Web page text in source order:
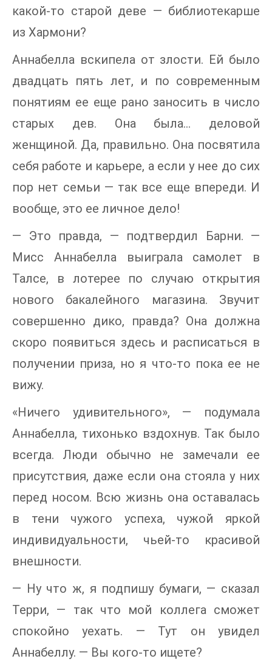
какой-то старой деве — библиотекарше
из Хармони?
Аннабелла вскипела от злости. Ей было
двадцать пять лет, и по современным
понятиям ее еще рано заносить в число
старых дев. Она была… деловой
женщиной. Да, правильно. Она посвятила
себя работе и карьере, а если у нее до сих
пор нет семьи — так все еще впереди. И
вообще, это ее личное дело!
— Это правда, — подтвердил Барни. —
Мисс Аннабелла выиграла самолет в
Талсе, в лотерее по случаю открытия
нового бакалейного магазина. Звучит
совершенно дико, правда? Она должна
скоро появиться здесь и расписаться в
получении приза, но я что-то пока ее не
вижу.
«Ничего удивительного», — подумала
Аннабелла, тихонько вздохнув. Так было
всегда. Люди обычно не замечали ее
присутствия, даже если она стояла у них
перед носом. Всю жизнь она оставалась
в тени чужого успеха, чужой яркой
индивидуальности, чьей-то красивой
внешности.
— Ну что ж, я подпишу бумаги, — сказал
Терри, — так что мой коллега сможет
спокойно уехать. — Тут он увидел
Аннабеллу. — Вы кого-то ищете?